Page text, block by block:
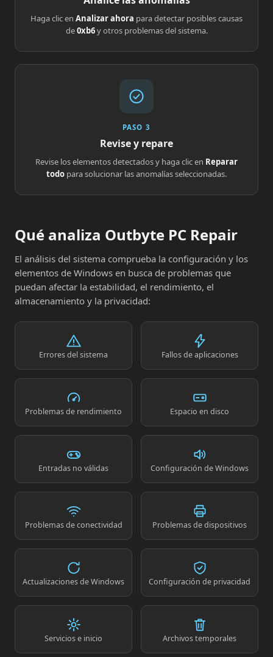
Haga clic en Analizar ahora para detectar posibles causas
de0xb6y otros problemas del sistema.
PASO 3
Revise y repare
Revise los elementos detectados y haga clic en Reparar
todo para solucionar las anomalías seleccionadas.
Qué analiza Outbyte PC Repair
El análisis del sistema comprueba la configuración y los
elementos de Windows en busca de problemas que
puedan afectar la estabilidad, el rendimiento, el
almacenamiento y la privacidad:
Errores del sistema Fallos de aplicaciones
Problemas de rendimiento Espacio en disco
Entradas no válidas Configuración de Windows
Problemas de conectividad Problemas de dispositivos
Actualizaciones de Windows Configuración de privacidad
Servicios e inicio Archivos temporales